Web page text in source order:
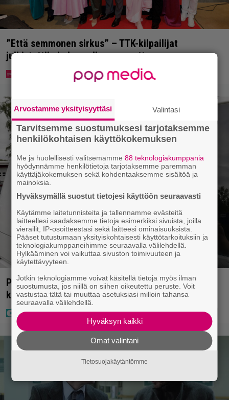
”Että semmonen sirkus” – TTK-kilpailijat
julkistettiin ja kansalla on sanottavaa
Poliisilla tehovalvonta – tästä kysymys ja näin
kauan kestää
Arvostamme yksityisyyttäsi Valintasi
Tarvitsemme suostumuksesi tarjotaksemme
henkilökohtaisen käyttökokemuksen
Me ja huolellisesti valitsemamme88 teknologiakumppania
hyödynnämme henkilötietoja tarjotaksemme paremman
käyttäjäkokemuksen sekä kohdentaaksemme sisältöä ja
mainoksia.
Hyväksymällä suostut tietojesi käyttöön seuraavasti
Käytämme laitetunnisteita ja tallennamme evästeitä
laitteellesi saadaksemme tietoja esimerkiksi sivuista, joilla
vierailit, IP-osoitteestasi sekä laitteesi ominaisuuksista.
Pääset tutustumaan yksityiskohtaisesti käyttötarkoituksiin ja
teknologiakumppaneihimme seuraavalla välilehdellä.
Hylkääminen voi vaikuttaa sivuston toimivuuteen ja
käytettävyyteen.
Jotkin teknologiamme voivat käsitellä tietoja myös ilman
suostumusta, jos niillä on siihen oikeutettu peruste. Voit
vastustaa tätä tai muuttaa asetuksiasi milloin tahansa
seuraavalla välilehdellä.
Hyväksyn kaikki
Omat valintani
Tietosuojakäytäntömme